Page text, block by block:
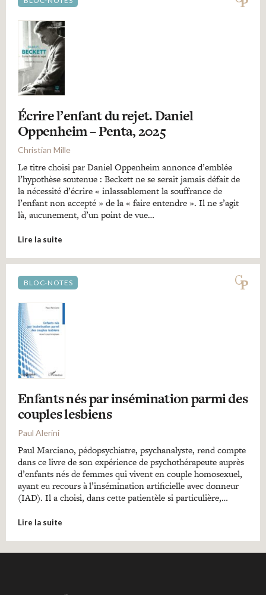
Écrire l’enfant du rejet. Daniel
Oppenheim – Penta, 2025
Christian Mille
Le titre choisi par Daniel Oppenheim annonce d’emblée
l’hypothèse soutenue : Beckett ne se serait jamais défait de
la nécessité d’écrire « inlassablement la souffrance de
l’enfant non accepté » de la « faire entendre ». Il ne s’agit
là, aucunement, d’un point de vue…
Lire la suite
BLOC-NOTES
Enfants nés par insémination parmi des
couples lesbiens
Paul Alerini
Paul Marciano, pédopsychiatre, psychanalyste, rend compte
dans ce livre de son expérience de psychothérapeute auprès
d’enfants nés de femmes qui vivent en couple homosexuel,
ayant eu recours à l’insémination artificielle avec donneur
(IAD). Il a choisi, dans cette patientèle si particulière,…
Lire la suite